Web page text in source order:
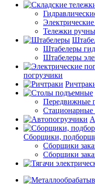
Тележки
Штабелеры
Штабелеры
погрузчики
Передвижные
Сборщики,
Сборщики
Сборщики